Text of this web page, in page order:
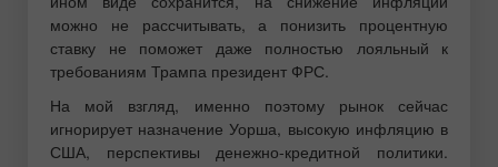
можно не рассчитывать, а понизить процентную
ставку не поможет даже полностью лояльный к
требованиям Трампа президент ФРС.
На мой взгляд, именно поэтому рынок сейчас
игнорирует назначение Уорша, высокую инфляцию в
США, перспективы денежно-кредитной политики.